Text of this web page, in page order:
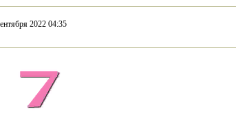
2022 04:35